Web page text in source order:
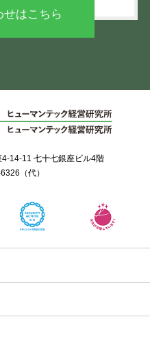
せはこちら
14-11 七十七銀座ビル4階
（代）